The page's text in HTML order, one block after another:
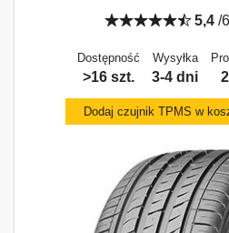
5,4/6
Dostępność
>16 szt.
Wysyłka
3-4 dni
Dodaj czujnik TPMS w